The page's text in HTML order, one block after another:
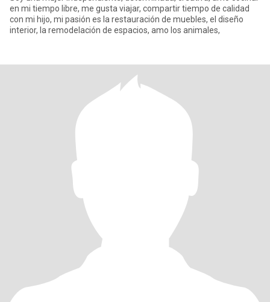
en mi tiempo libre, me gusta viajar, compartir tiempo de calidad
con mi hijo, mi pasión es la restauración de muebles, el diseño
interior, la remodelación de espacios, amo los animales,